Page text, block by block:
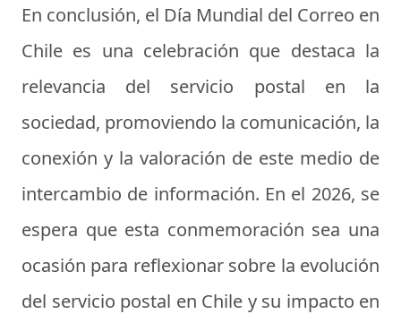
En conclusión, el Día Mundial del Correo en
Chile es una celebración que destaca la
relevancia del servicio postal en la
sociedad, promoviendo la comunicación, la
conexión y la valoración de este medio de
intercambio de información. En el 2026, se
espera que esta conmemoración sea una
ocasión para reflexionar sobre la evolución
del servicio postal en Chile y su impacto en